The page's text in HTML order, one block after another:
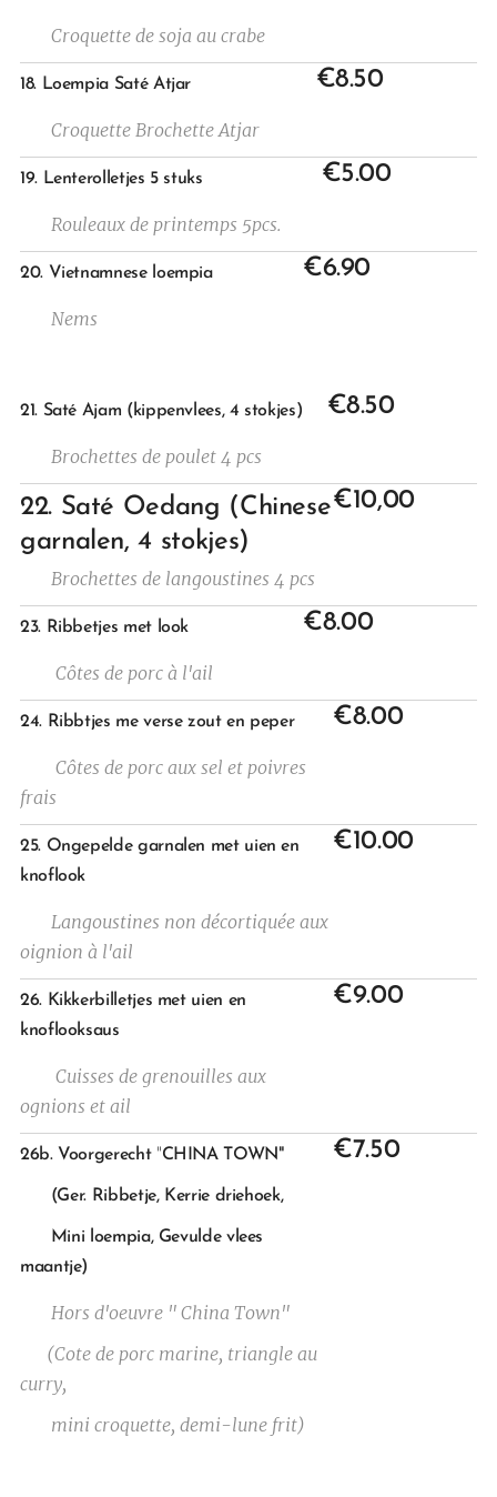
Croquette de soja au crabe
18. Loempia Saté Atjar
Croquette Brochette Atjar
€8.50
19. Lenterolletjes 5 stuks
Rouleaux de printemps 5pcs.
€5.00
20. Vietnamnese loempia
Nems
€6.90
21. Saté Ajam (kippenvlees, 4 stokjes)
Brochettes de poulet 4 pcs
€8.50
22. Saté Oedang (Chinese
garnalen, 4 stokjes)
Brochettes de langoustines 4 pcs
€10,00
23. Ribbetjes met look
Côtes de porc à l'ail
€8.00
24. Ribbtjes me verse zout en peper
Côtes de porc aux sel et poivres
frais
€8.00
25. Ongepelde garnalen met uien en
knoflook
Langoustines non décortiquée aux
oignion à l'ail
€10.00
26. Kikkerbilletjes met uien en
knoflooksaus
Cuisses de grenouilles aux
ognions et ail
€9.00
26b. Voorgerecht"CHINA TOWN"
(Ger. Ribbetje, Kerrie driehoek,
Mini loempia, Gevulde vlees
maantje)
Hors d'oeuvre " China Town"
(Cote de porc marine, triangle au
curry,
mini croquette, demi-lune frit)
€7.50